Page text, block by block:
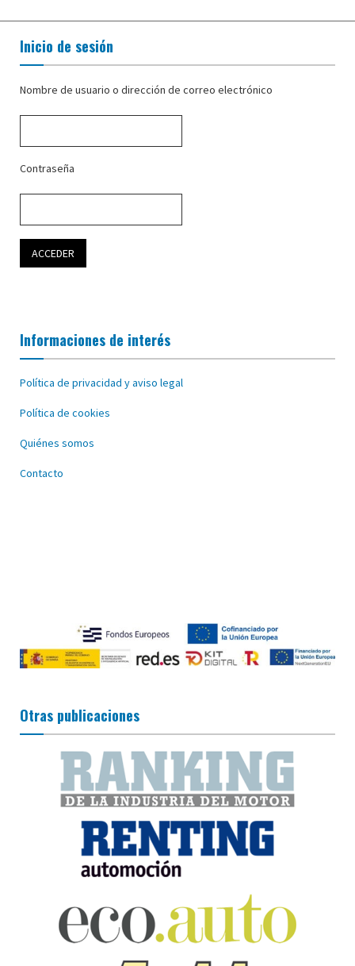
Inicio de sesión
Nombre de usuario o dirección de correo electrónico
Contraseña
Informaciones de interés
Política de privacidad y aviso legal
Política de cookies
Quiénes somos
Contacto
Otras publicaciones